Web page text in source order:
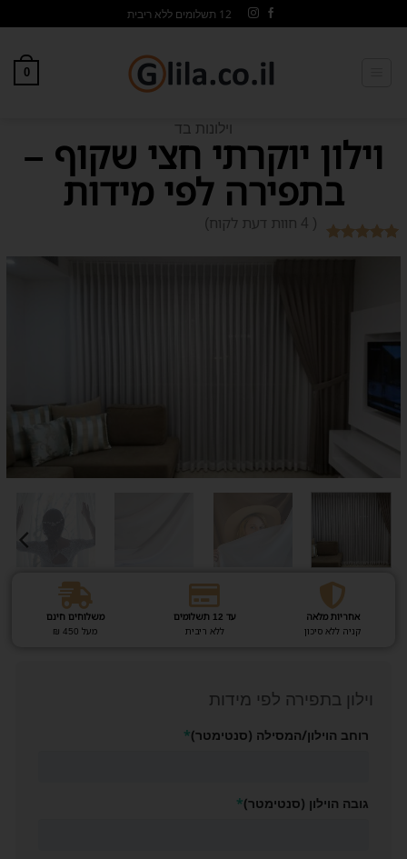
12 תשלומים ללא ריבית
0
וילונות בד
וילון יוקרתי חצי שקוף –
בתפירה לפי מידות
( 4 חוות דעת לקוח)
אחריות מלאה
קניה ללא סיכון
עד 12 תשלומים
ללא ריבית
משלוחים חינם
מעל 450 ₪
וילון בתפירה לפי מידות
רוחב הוילון/המסילה (סנטימטר)*
גובה הוילון (סנטימטר)*